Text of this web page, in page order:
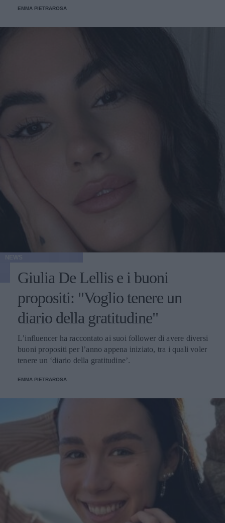
EMMA PIETRAROSA
Giulia De Lellis e i buoni
propositi: "Voglio tenere un
diario della gratitudine"
L’influencer ha raccontato ai suoi follower di avere diversi
buoni propositi per l’anno appena iniziato, tra i quali voler
tenere un ‘diario della gratitudine’.
EMMA PIETRAROSA